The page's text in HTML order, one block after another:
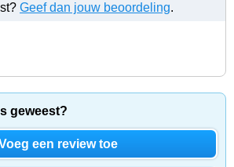
Geef dan jouw beoordeling.
geweest?
een review toe